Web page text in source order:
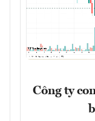
Công ty